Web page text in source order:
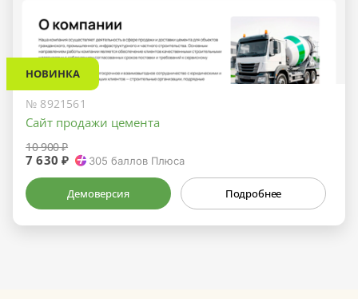
НОВИНКА
№ 8921561
Сайт продажи цемента
10 900 ₽
7 630 ₽ 305 баллов Плюса
Демоверсия Подробнее